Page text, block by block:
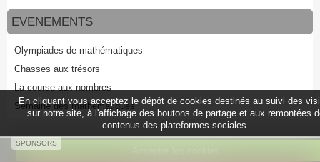
EVENEMENTS
Olympiades de mathématiques
Chasses aux trésors
La course aux nombres
Semaine des mathématiques
SPONSORS
En cliquant vous acceptez le dépôt de cookies destinés au suivi des
sur notre site, à l'affichage des boutons de partage et aux remontées
contenus des plateformes sociales.
Accepter les cookies